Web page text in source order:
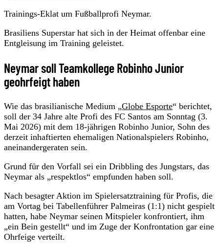
Trainings-Eklat um Fußballprofi Neymar.
Brasiliens Superstar hat sich in der Heimat offenbar eine
Entgleisung im Training geleistet.
Neymar soll Teamkollege Robinho Junior
geohrfeigt haben
Wie das brasilianische Medium „Globe Esporte“ berichtet,
soll der 34 Jahre alte Profi des FC Santos am Sonntag (3.
Mai 2026) mit dem 18-jährigen Robinho Junior, Sohn des
derzeit inhaftierten ehemaligen Nationalspielers Robinho,
aneinandergeraten sein.
Grund für den Vorfall sei ein Dribbling des Jungstars, das
Neymar als „respektlos“ empfunden haben soll.
Nach besagter Aktion im Spielersatztraining für Profis, die
am Vortag bei Tabellenführer Palmeiras (1:1) nicht gespielt
hatten, habe Neymar seinen Mitspieler konfrontiert, ihm
„ein Bein gestellt“ und im Zuge der Konfrontation gar eine
Ohrfeige verteilt.